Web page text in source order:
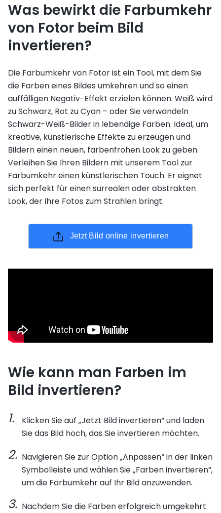
Was bewirkt die Farbumkehr
von Fotor beim Bild
invertieren?
Die Farbumkehr von Fotor ist ein Tool, mit dem Sie
die Farben eines Bildes umkehren und so einen
auffälligen Negativ-Effekt erzielen können. Weiß wird
zu Schwarz, Rot zu Cyan – oder Sie verwandeln
Schwarz-Weiß-Bilder in lebendige Farben. Ideal, um
kreative, künstlerische Effekte zu erzeugen und
Bildern einen neuen, farbenfrohen Look zu geben.
Verleihen Sie Ihren Bildern mit unserem Tool zur
Farbumkehr einen künstlerischen Touch. Er eignet
sich perfekt für einen surrealen oder abstrakten
Look, der Ihre Fotos zum Strahlen bringt.
Jetzt Bild online invertieren
Wie kann man Farben im
Bild invertieren?
Klicken Sie auf „Jetzt Bild invertieren“ und laden
Sie das Bild hoch, das Sie invertieren möchten.
Navigieren Sie zur Option „Anpassen“ in der linken
Symbolleiste und wählen Sie „Farben invertieren“,
um die Farbumkehr auf Ihr Bild anzuwenden.
Nachdem Sie die Farben erfolgreich umgekehrt